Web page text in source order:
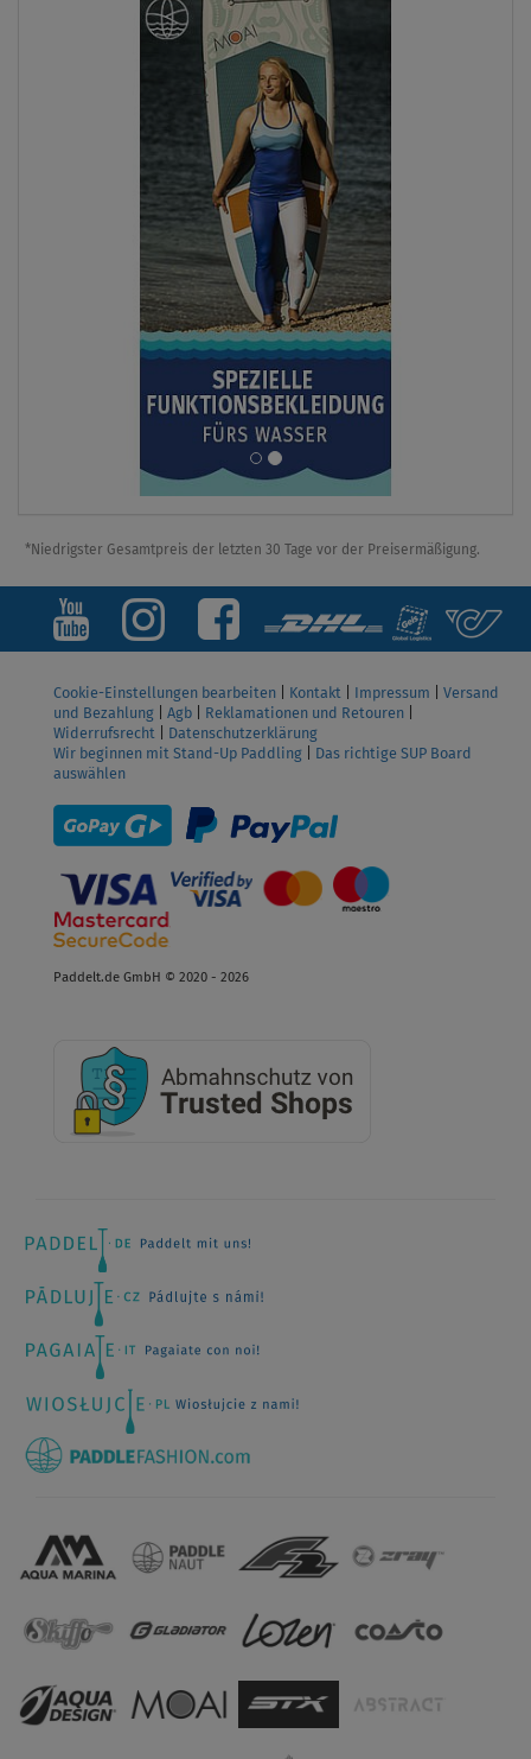
ANZEIGEN
*Niedrigster Gesamtpreis der letzten 30 Tage vor der Preisermäßigung.
Cookie-Einstellungen bearbeiten Kontakt Impressum
Versand
und Bezahlung
Agb Reklamationen und Retouren
Widerrufsrecht
Datenschutzerklärung
Wir beginnen mit Stand-Up Paddling
Das richtige SUP Board
auswählen
Paddelt.de GmbH © 2020 - 2026